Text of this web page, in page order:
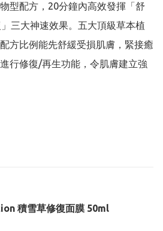
型配方，20分鐘內高效發揮「舒
三大神速效果。五大頂級草本植
方比例能先舒緩受損肌膚，緊接癒
行修復/再生功能，令肌膚建立強
積雪草修復面膜 50ml